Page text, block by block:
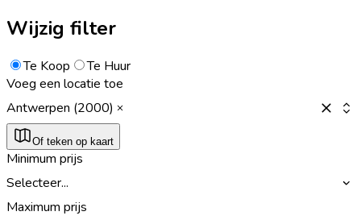
Wijzig filter
Te Koop
Te Huur
Voeg een locatie toe
Antwerpen (2000)
Of teken op kaart
Minimum prijs
Selecteer...
Maximum prijs